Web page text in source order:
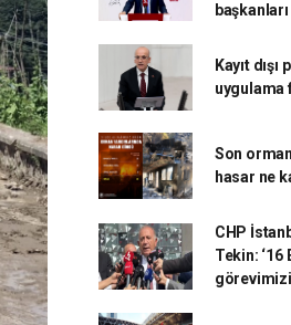
Kayıt dışı
uygulama
Son
hasar ne
CHP
Tekin: ‘16